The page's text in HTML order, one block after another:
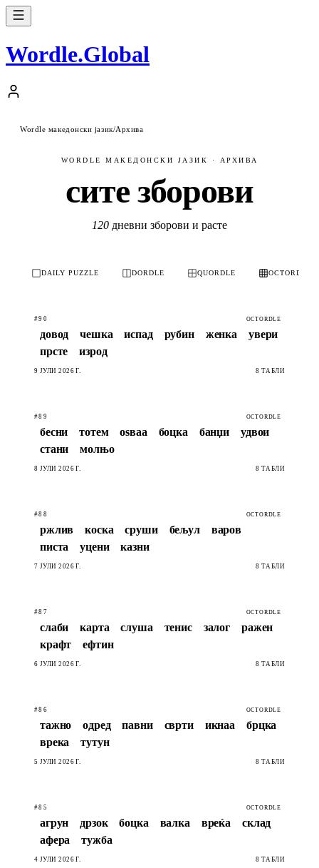
Wordle.Global
Wordle македонски јазик/Архива
WORDLE МАКЕДОНСКИ ЈАЗИК · АРХИВА
сите зборови
120 дневни зборови и расте
DAILY PUZZLE DORDLE QUORDLE OCTORDLE
#90 OCTORDLE
довод чешка испад рубин женка
увери
прсте
изрод
9 ЈУЛИ 2026 Г. 8 ТАБЛИ
#89 OCTORDLE
бесни тотем оѕваа боцка банџи
удвои
стани
молњо
8 ЈУЛИ 2026 Г. 8 ТАБЛИ
#88 OCTORDLE
ржлив коска сруши бељул
варов
писта
уцени казни
7 ЈУЛИ 2026 Г. 8 ТАБЛИ
#87 OCTORDLE
слаби карта слуша тенис залог
ражен
крафт
ефтин
6 ЈУЛИ 2026 Г. 8 ТАБЛИ
#86 OCTORDLE
тажно одред павни сврти икнаа
брцка
врека
тутун
5 ЈУЛИ 2026 Г. 8 ТАБЛИ
#85 OCTORDLE
агрун дрзок боцка валка вреќа
склад
афера
тужба
4 ЈУЛИ 2026 Г. 8 ТАБЛИ